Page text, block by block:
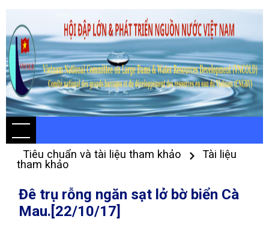
Tiêu chuẩn và tài liệu tham khảo
Tài liệu
tham khảo
Đê trụ rỗng ngăn sạt lở bờ biển Cà
Mau.[22/10/17]